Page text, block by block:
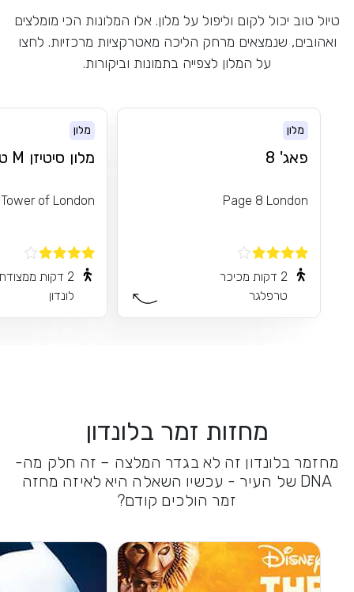
טיול טוב יכול לקום וליפול על מלון. אלו המלונות הכי מומלצים
ואהובים, שנמצאים מרחק הליכה מאטרקציות מרכזיות. לחצו
על המלון לצפייה בתמונות וביקורות.
מלון
פאג' 8
Page 8 London
2 דקות מכיכר
טרפלגר
מלון
מלון סיטיזן M טאואר אוף
of London
2 דקות
לונדון
מחזות זמר בלונדון
מחזמר בלונדון זה לא בגדר המלצה – זה חלק מה-
DNA של העיר - עכשיו השאלה היא לאיזה מחזה
זמר הולכים קודם?